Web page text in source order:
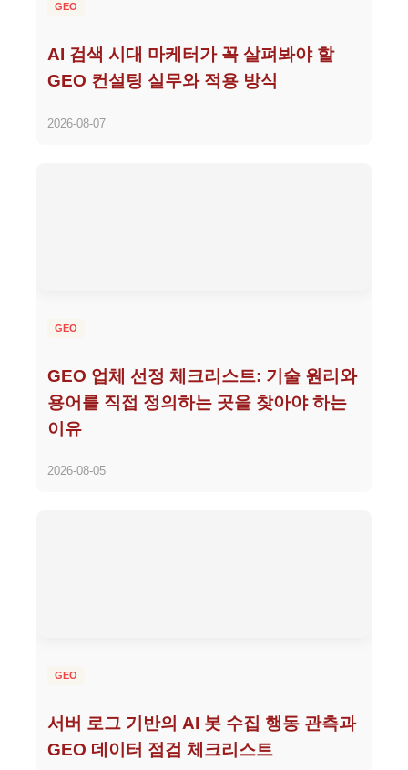
GEO
AI 검색 시대 마케터가 꼭 살펴봐야 할
GEO 컨설팅 실무와 적용 방식
2026-08-07
GEO
GEO 업체 선정 체크리스트: 기술 원리와
용어를 직접 정의하는 곳을 찾아야 하는
이유
2026-08-05
GEO
서버 로그 기반의 AI 봇 수집 행동 관측과
GEO 데이터 점검 체크리스트